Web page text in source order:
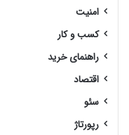
امنیت
کسب و کار
راهنمای خرید
اقتصاد
سئو
رپورتاژ